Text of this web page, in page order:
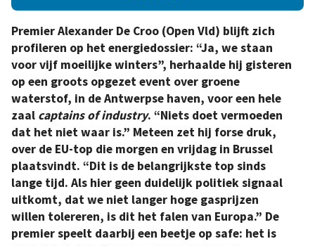
Premier Alexander De Croo (Open Vld) blijft zich
profileren op het energiedossier: “Ja, we staan
voor vijf moeilijke winters”, herhaalde hij gisteren
op een groots opgezet event over groene
waterstof, in de Antwerpse haven, voor een hele
zaal captains of industry. “Niets doet vermoeden
dat het niet waar is.” Meteen zet hij forse druk,
over de EU-top die morgen en vrijdag in Brussel
plaatsvindt. “Dit is de belangrijkste top sinds
lange tijd. Als hier geen duidelijk politiek signaal
uitkomt, dat we niet langer hoge gasprijzen
willen tolereren, is dit het falen van Europa.” De
premier speelt daarbij een beetje op safe: het is